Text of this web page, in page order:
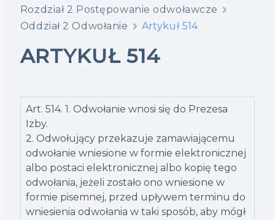
Rozdział 2 Postępowanie odwoławcze
Oddział 2 Odwołanie
Artykuł 514
ARTYKUŁ 514
Art. 514. 1. Odwołanie wnosi się do Prezesa
Izby.
2. Odwołujący przekazuje zamawiającemu
odwołanie wniesione w formie elektronicznej
albo postaci elektronicznej albo kopię tego
odwołania, jeżeli zostało ono wniesione w
formie pisemnej, przed upływem terminu do
wniesienia odwołania w taki sposób, aby mógł